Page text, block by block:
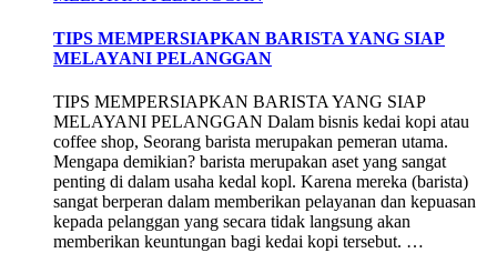
TIPS MEMPERSIAPKAN BARISTA YANG SIAP
MELAYANI PELANGGAN
TIPS MEMPERSIAPKAN BARISTA YANG SIAP
MELAYANI PELANGGAN Dalam bisnis kedai kopi atau
coffee shop, Seorang barista merupakan pemeran utama.
Mengapa demikian? barista merupakan aset yang sangat
penting di dalam usaha kedal kopl. Karena mereka (barista)
sangat berperan dalam memberikan pelayanan dan kepuasan
kepada pelanggan yang secara tidak langsung akan
memberikan keuntungan bagi kedai kopi tersebut. …